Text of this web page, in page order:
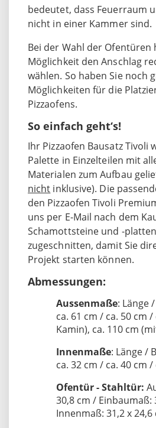
bedeutet, dass Feuerraum
nicht in einer Kammer sind.
Bei der Wahl der Ofentüren
Möglichkeit den Anschlag
wählen. So haben Sie noch
Möglichkeiten für die
Pizzaofens.
So einfach geht‘s!
Ihr Pizzaofen Bausatz Tivoli
Palette in Einzelteilen mit
Materialen zum Aufbau
nicht inklusive). Die
den Pizzaofen Tivoli
uns per E-Mail nach dem
Schamottsteine und -
zugeschnitten, damit Sie
Projekt starten können.
Abmessungen:
Aussenmaße: Länge
ca. 61 cm / ca. 50 cm
Kamin), ca. 110 cm
Innenmaße: Länge /
ca. 32 cm / ca. 40 cm /
Ofentür - Stahltür:
30,8 cm / Einbaumaß:
Innenmaß: 31,2 x 24,6